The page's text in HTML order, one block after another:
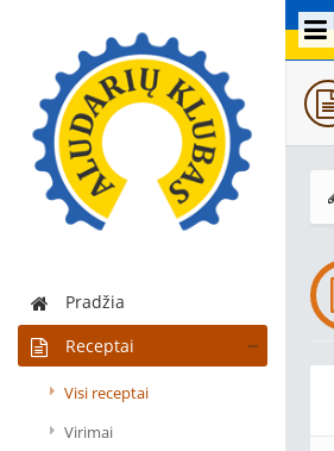
Pradžia
Receptai
Visi receptai
Virimai